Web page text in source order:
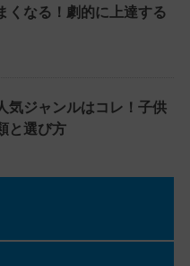
くなる！劇的に上達する
気ジャンルはコレ！子供
と選び方